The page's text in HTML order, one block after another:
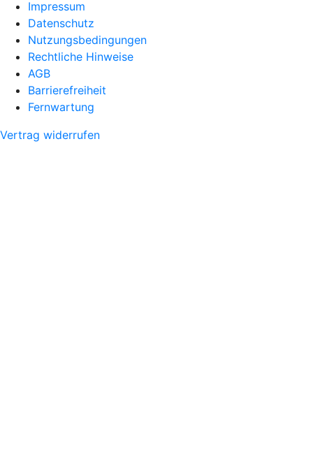
Impressum
Datenschutz
Nutzungsbedingungen
Rechtliche Hinweise
AGB
Barrierefreiheit
Fernwartung
Vertrag widerrufen